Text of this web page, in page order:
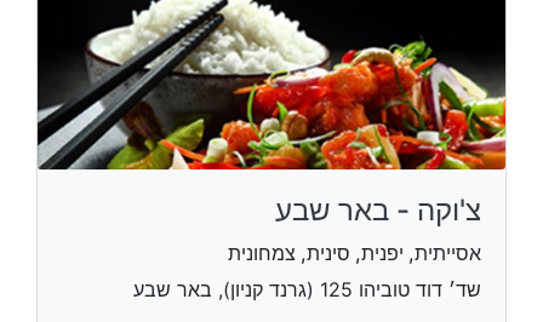
צ'וקה - באר שבע
אסייתית, יפנית, סינית, צמחונית
שד׳ דוד טוביהו 125 (גרנד קניון), באר שבע